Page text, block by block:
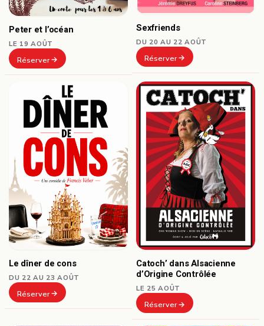
Peter et l’océan
LE 19 AOÛT
Réserver
Sexfriends
DU 20 AU 22 AOÛT
Réserver
Le dîner de cons
DU 22 AU 23 AOÛT
Réserver
Catoch’ dans Alsacienne
d’Origine Contrôlée
LE 25 AOÛT
Réserver